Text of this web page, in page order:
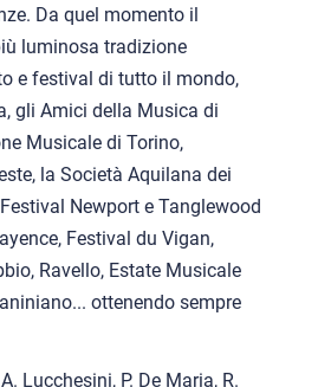
Da quel momento il
luminosa tradizione
e festival di tutto il mondo,
gli Amici della Musica di
Musicale di Torino,
la Società Aquilana dei
Newport e Tanglewood
Festival du Vigan,
Ravello, Estate Musicale
ottenendo sempre
Lucchesini, P. De Maria, R.